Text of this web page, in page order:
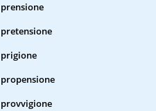
prensione
pretensione
prigione
propensione
provvigione